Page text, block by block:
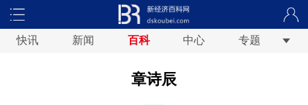
快讯 新闻 百科 中心 专题
章诗辰